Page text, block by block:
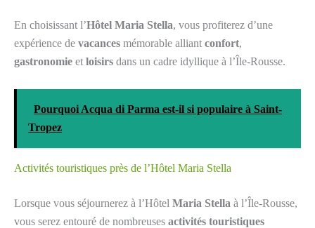
En choisissant l’Hôtel Maria Stella, vous profiterez d’une
expérience de vacances mémorable alliant confort,
gastronomie et loisirs dans un cadre idyllique à l’Île-Rousse.
Pourquoi Acqua di Parma est-il si populaire à Saint-
Tropez
Activités touristiques près de l’Hôtel Maria Stella
Lorsque vous séjournerez à l’Hôtel Maria Stella à l’Île-Rousse,
vous serez entouré de nombreuses activités touristiques